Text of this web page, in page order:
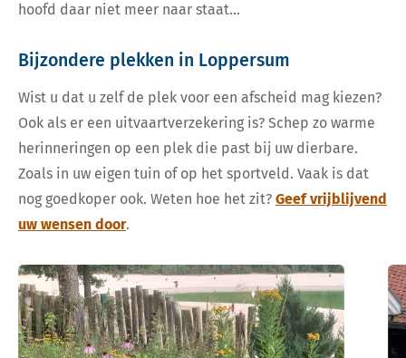
hoofd daar niet meer naar staat…
Bijzondere plekken in Loppersum
Wist u dat u zelf de plek voor een afscheid mag kiezen?
Ook als er een uitvaartverzekering is? Schep zo warme
herinneringen op een plek die past bij uw dierbare.
Zoals in uw eigen tuin of op het sportveld. Vaak is dat
nog goedkoper ook. Weten hoe het zit? Geef vrijblijvend
uw wensen door.